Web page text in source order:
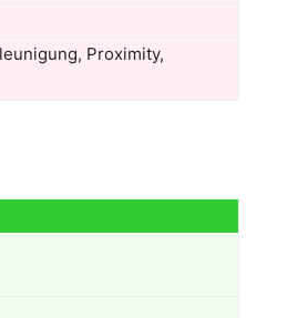
Proximity,